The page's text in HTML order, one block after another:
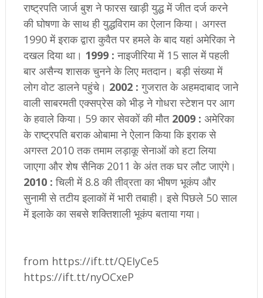
राष्ट्रपति जार्ज बुश ने फारस खाड़ी युद्ध में जीत दर्ज करने
की घोषणा के साथ ही युद्धविराम का ऐलान किया। अगस्त
1990 में इराक द्वारा कुवैत पर हमले के बाद यहां अमेरिका ने
दखल दिया था। 1999 : नाइजीरिया में 15 साल में पहली
बार असैन्य शासक चुनने के लिए मतदान। बड़ी संख्या में
लोग वोट डालने पहुंचे। 2002 : गुजरात के अहमदाबाद जाने
वाली साबरमती एक्सप्रेस को भीड़ ने गोधरा स्टेशन पर आग
के हवाले किया। 59 कार सेवकों की मौत 2009 : अमेरिका
के राष्ट्रपति बराक ओबामा ने ऐलान किया कि इराक से
अगस्त 2010 तक तमाम लड़ाकू सेनाओं को हटा लिया
जाएगा और शेष सैनिक 2011 के अंत तक घर लौट जाएंगे।
2010 : चिली में 8.8 की तीव्रता का भीषण भूकंप और
सुनामी से तटीय इलाकों में भारी तबाही। इसे पिछले 50 साल
में इलाके का सबसे शक्तिशाली भूकंप बताया गया।
from https://ift.tt/QEIyCe5
https://ift.tt/nyOCxeP